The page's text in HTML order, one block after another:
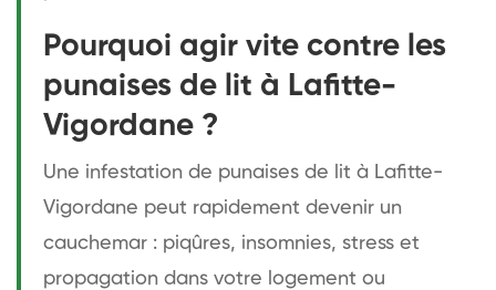
Pourquoi agir vite contre les
punaises de lit à Lafitte-
Vigordane ?
Une infestation de punaises de lit à Lafitte-
Vigordane peut rapidement devenir un
cauchemar : piqûres, insomnies, stress et
propagation dans votre logement ou